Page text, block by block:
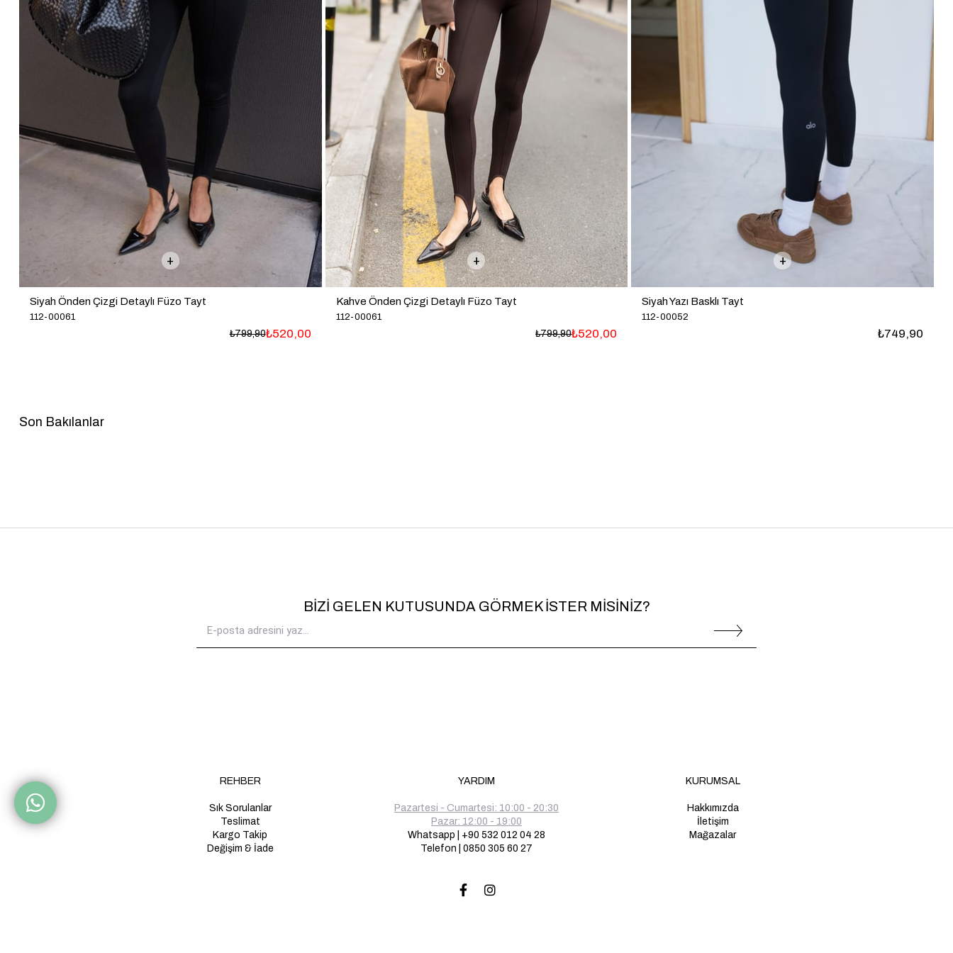
Siyah Önden Çizgi Detaylı Füzo Tayt
112-00061
₺520,00
₺799,90
Kahve Önden Çizgi Detaylı Füzo Tayt
112-00061
₺520,00
₺799,90
Siyah Yazı Basklı Tayt
112-00052
₺749,90
Son Bakılanlar
BİZİ GELEN KUTUSUNDA GÖRMEK İSTER MİSİNİZ?
REHBER
Sık Sorulanlar
Teslimat
Kargo Takip
Değişim & İade
YARDIM
Pazartesi - Cumartesi: 10:00 - 20:30
Pazar: 12:00 - 19:00
Whatsapp | +90 532 012 04 28
Telefon | 0850 305 60 27
KURUMSAL
Hakkımızda
İletişim
Mağazalar